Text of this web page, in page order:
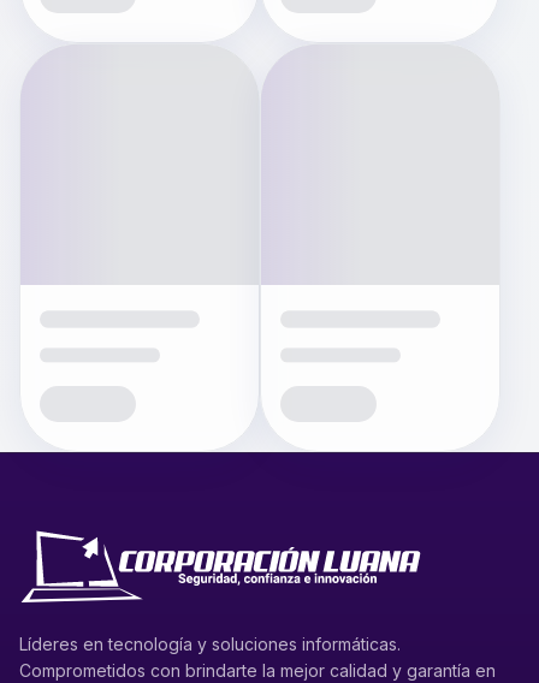
Líderes en tecnología y soluciones informáticas.
Comprometidos con brindarte la mejor calidad y garantía en